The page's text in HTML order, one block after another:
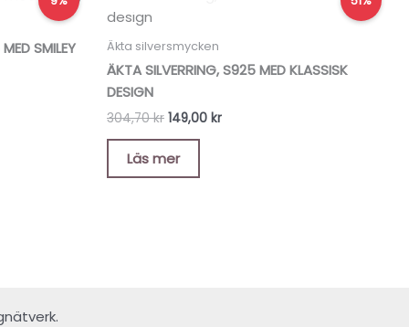
SMILEY Äkta silversmycken
ÄKTA SILVERRING, S925 MED KLASSISK
DESIGN
304,70kr
304,70 kr.
149,00 kr
Läs mer